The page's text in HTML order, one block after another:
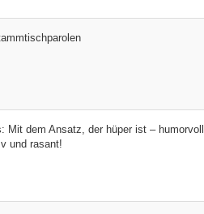
Mit dem Ansatz, der hüper ist – humorvoll,
und rasant!